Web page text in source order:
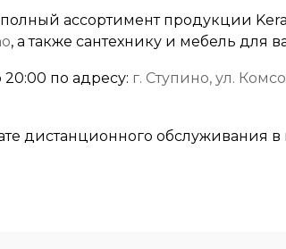
ассортимент продукции
, а также сантехнику и мебель для
по адресу: г. Ступино, ул.
дистанционного обслуживания в